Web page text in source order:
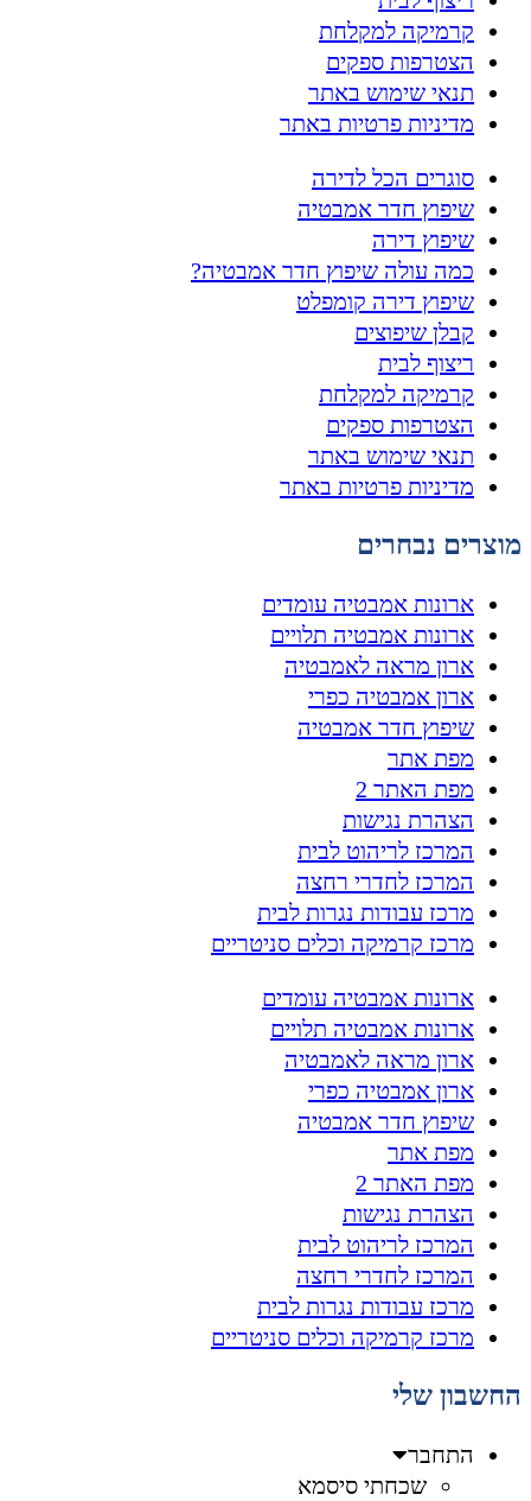
קרמיקה למקלחת
הצטרפות ספקים
תנאי שימוש באתר
מדיניות פרטיות באתר
סוגרים הכל לדירה
שיפוץ חדר אמבטיה
שיפוץ דירה
כמה עולה שיפוץ חדר אמבטיה?
שיפוץ דירה קומפלט
קבלן שיפוצים
ריצוף לבית
קרמיקה למקלחת
הצטרפות ספקים
תנאי שימוש באתר
מדיניות פרטיות באתר
מוצרים נבחרים
ארונות אמבטיה עומדים
ארונות אמבטיה תלויים
ארון מראה לאמבטיה
ארון אמבטיה כפרי
שיפוץ חדר אמבטיה
מפת אתר
מפת האתר 2
הצהרת נגישות
המרכז לריהוט לבית
המרכז לחדרי רחצה
מרכז עבודות נגרות לבית
מרכז קרמיקה וכלים סניטריים
ארונות אמבטיה עומדים
ארונות אמבטיה תלויים
ארון מראה לאמבטיה
ארון אמבטיה כפרי
שיפוץ חדר אמבטיה
מפת אתר
מפת האתר 2
הצהרת נגישות
המרכז לריהוט לבית
המרכז לחדרי רחצה
מרכז עבודות נגרות לבית
מרכז קרמיקה וכלים סניטריים
החשבון שלי
התחבר
שכחתי סיסמא